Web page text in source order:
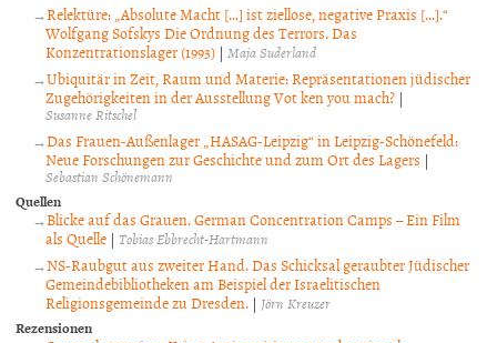
Relektüre: „Absolute Macht […] ist ziellose, negative Praxis […].“
Wolfgang Sofskys Die Ordnung des Terrors. Das
Konzentrationslager (1993) | Maja Suderland
Ubiquitär in Zeit, Raum und Materie: Repräsentationen jüdischer
Zugehörigkeiten in der Ausstellung Vot ken you mach? |
Susanne Ritschel
Das Frauen-Außenlager „HASAG-Leipzig“ in Leipzig-Schönefeld:
Neue Forschungen zur Geschichte und zum Ort des Lagers |
Sebastian Schönemann
Quellen
Blicke auf das Grauen. German Concentration Camps – Ein Film
als Quelle | Tobias Ebbrecht-Hartmann
NS-Raubgut aus zweiter Hand. Das Schicksal geraubter Jüdischer
Gemeindebibliotheken am Beispiel der Israelitischen
Religionsgemeinde zu Dresden. | Jörn Kreuzer
Rezensionen